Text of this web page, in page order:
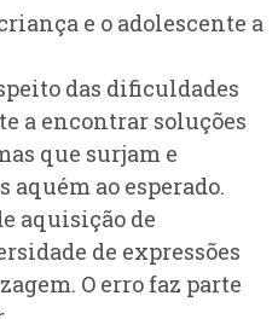
e o adolescente a
das dificuldades
a encontrar soluções
que surjam e
aquém ao esperado.
aquisição de
de expressões
O erro faz parte